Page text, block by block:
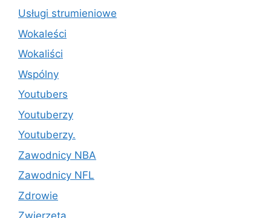
Usługi strumieniowe
Wokaleści
Wokaliści
Wspólny
Youtubers
Youtuberzy
Youtuberzy.
Zawodnicy NBA
Zawodnicy NFL
Zdrowie